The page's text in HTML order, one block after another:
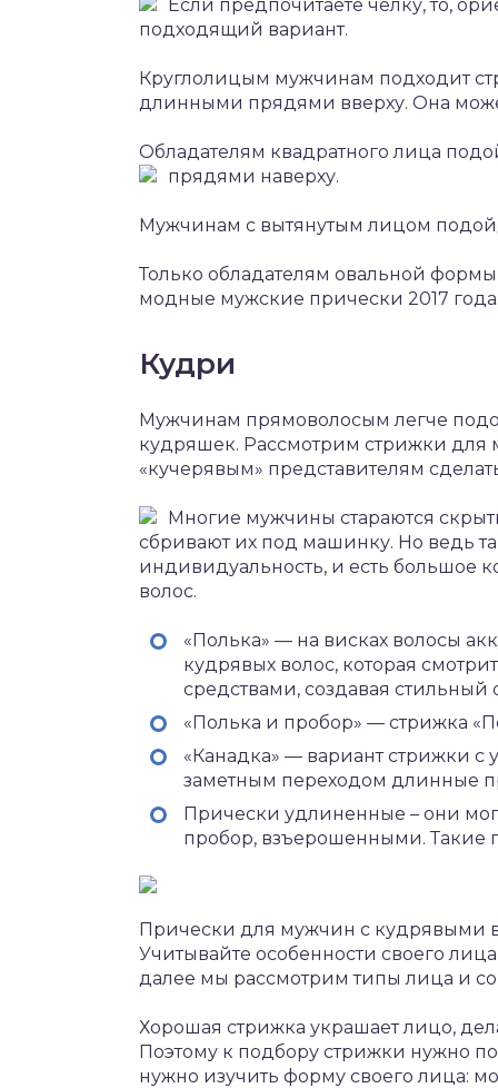
Если предпочитаете челку, то,
подходящий вариант.
Круглолицым мужчинам подходит
длинными прядями вверху. Она
Обладателям квадратного лица
прядями наверху.
Мужчинам с вытянутым лицом
Только обладателям овальной
модные мужские прически 2017
Кудри
Мужчинам прямоволосым легче
кудряшек. Рассмотрим стрижки
«кучерявым» представителям
Многие мужчины стараются
сбривают их под машинку. Но ведь
индивидуальность, и есть большое
волос.
«Полька» — на висках волосы
кудрявых волос, которая
средствами, создавая стильный
«Полька и пробор» — стрижка
«Канадка» — вариант стрижки
заметным переходом длинные
Прически удлиненные – они
пробор, взъерошенными. Такие
Прически для мужчин с кудрявыми
Учитывайте особенности своего
далее мы рассмотрим типы лица и
Хорошая стрижка украшает лицо,
Поэтому к подбору стрижки нужно
нужно изучить форму своего лица: